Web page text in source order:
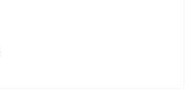
obchodu je 5 z 5 hviezdičiek.